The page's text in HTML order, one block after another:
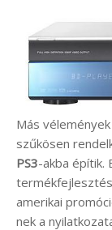
Más
szűkösen
PS3-akba építik.
amerikai
nek a